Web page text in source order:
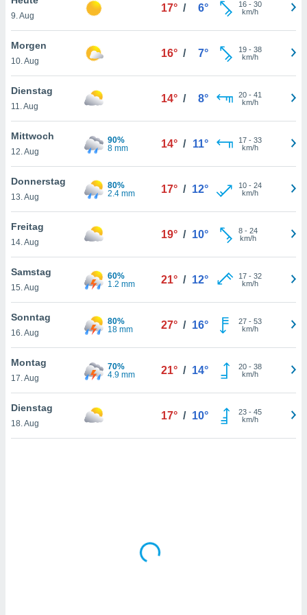
oder
Partner
es uns
das
der
Profil zu
Ihnen
finden
. Sie
jederzeit
Rand
9. Aug
17° / 6° 16- 30
km/h
Morgen
10. Aug
16° / 7° 19- 38
km/h
Dienstag
11. Aug
14° / 8° 20- 41
km/h
Mittwoch
12. Aug
90%
8 mm
14° / 11° 17- 33
km/h
Donnerstag
13. Aug
80%
2.4 mm
17° / 12° 10- 24
km/h
Freitag
14. Aug
19° / 10° 8- 24
km/h
Samstag
15. Aug
60%
1.2 mm
21° / 12° 17- 32
km/h
Sonntag
16. Aug
80%
18 mm
27° / 16° 27- 53
km/h
Montag
17. Aug
70%
4.9 mm
21° / 14° 20- 38
km/h
Dienstag
18. Aug
17° / 10° 23- 45
km/h